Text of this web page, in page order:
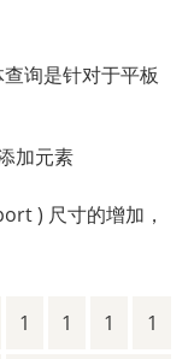
询是针对于平板
加元素
) 尺寸的增加，
1 1 1 1